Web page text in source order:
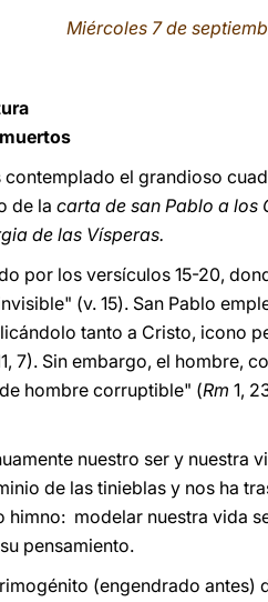
Miércoles 7 de
contemplado el grandioso
de la carta de san Pablo a los
de las Vísperas.
por los versículos 15-20,
(v. 15). San Pablo
tanto a Cristo, icono
7). Sin embargo, el hombre,
hombre corruptible" (Rm 1,
nuestro ser y nuestra
de las tinieblas y nos ha
modelar nuestra vida
pensamiento.
(engendrado antes)